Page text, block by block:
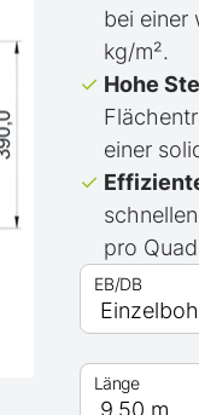
bei einer
kg/m².
Hohe
einer
pro
EB/DB
Länge